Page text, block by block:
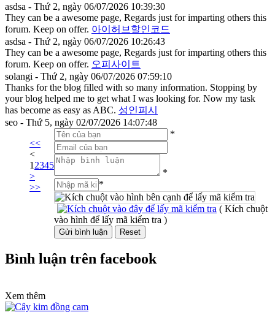
asdsa - Thứ 2, ngày 06/07/2026 10:39:30
They can be a awesome page, Regards just for imparting others this
forum. Keep on offer. 아이허브할인코드
asdsa - Thứ 2, ngày 06/07/2026 10:26:43
They can be a awesome page, Regards just for imparting others this
forum. Keep on offer. 오피사이트
solangi - Thứ 2, ngày 06/07/2026 07:59:10
Thanks for the blog filled with so many information. Stopping by
your blog helped me to get what I was looking for. Now my task
has become as easy as ABC. 성인피시
seo - Thứ 5, ngày 02/07/2026 14:07:48
<<
<
1 2345
>
>>
*
*
*
( Kích chuột
vào hình để lấy mã kiểm tra )
Bình luận trên facebook
Xem thêm